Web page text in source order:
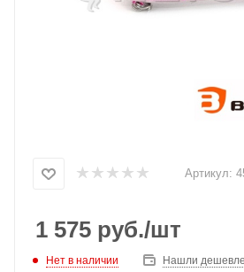
Артикул:
1 575 руб./шт
Нет в наличии Нашли